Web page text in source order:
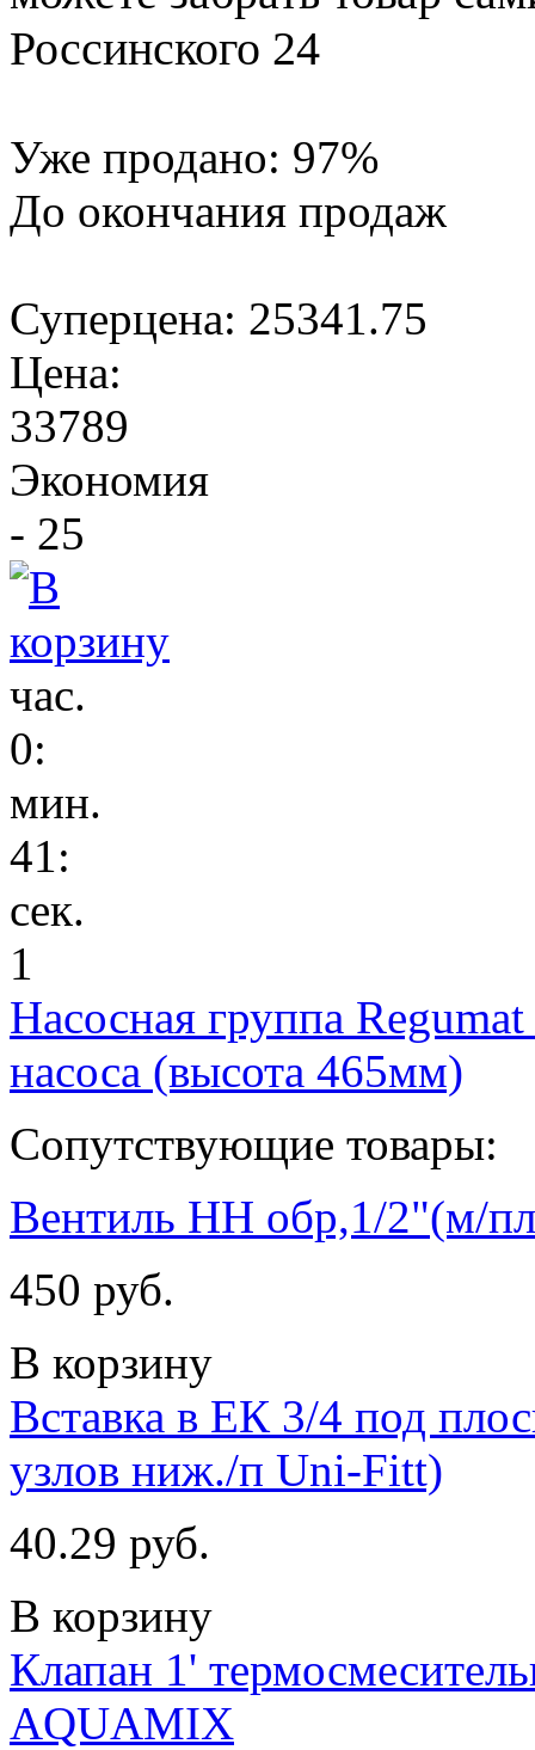
Россинского 24
Уже продано: 97%
До окончания продаж
Суперцена: 25341.75
Цена:
33789
Экономия
- 25
час.
0:
мин.
41:
сек.
1
Насосная группа
насоса (высота 465мм)
Сопутствующие товары:
Вентиль НН обр,1/2"(м/
450 руб.
В корзину
Вставка в ЕК 3/4 под
узлов ниж./п Uni-Fitt)
40.29 руб.
В корзину
Клапан 1'
AQUAMIX